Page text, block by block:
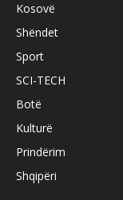
Kosovë
Shëndet
Sport
SCI-TECH
Botë
Kulturë
Prindërim
Shqipëri